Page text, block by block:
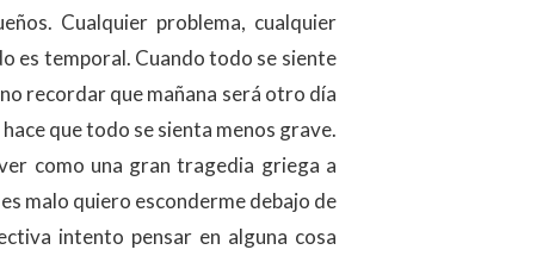
Cualquier problema, cualquier
es temporal. Cuando todo se siente
recordar que mañana será otro día
que todo se sienta menos grave.
como una gran tragedia griega a
malo quiero esconderme debajo de
intento pensar en alguna cosa